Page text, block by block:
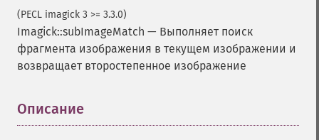
(PECL imagick 3 >= 3.3.0)
Imagick::subImageMatch — Выполняет поиск
фрагмента изображения в текущем изображении и
возвращает второстепенное изображение
Описание
getColorspace
getCompression
getCompressionQuality
getCopyright
getFormat
getGravity